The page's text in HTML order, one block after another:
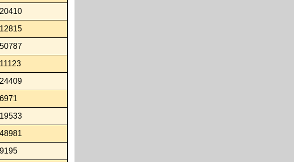
20410
12815
50787
11123
24409
6971
19533
48981
9195